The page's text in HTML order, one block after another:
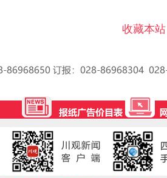
收藏本站